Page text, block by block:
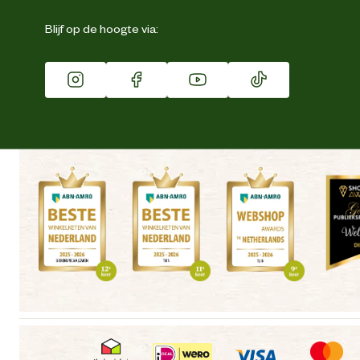
Franchise
Vacatures
Winkels
Blijf op de hoogte via: